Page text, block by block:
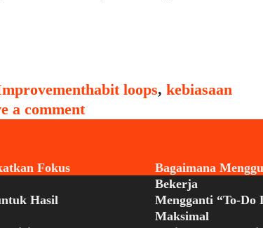
Tags
habit loops, kebiasaan
a comment
Fokus
Hasil
Bagaimana
Bekerja
Mengganti “To-Do
Maksimal